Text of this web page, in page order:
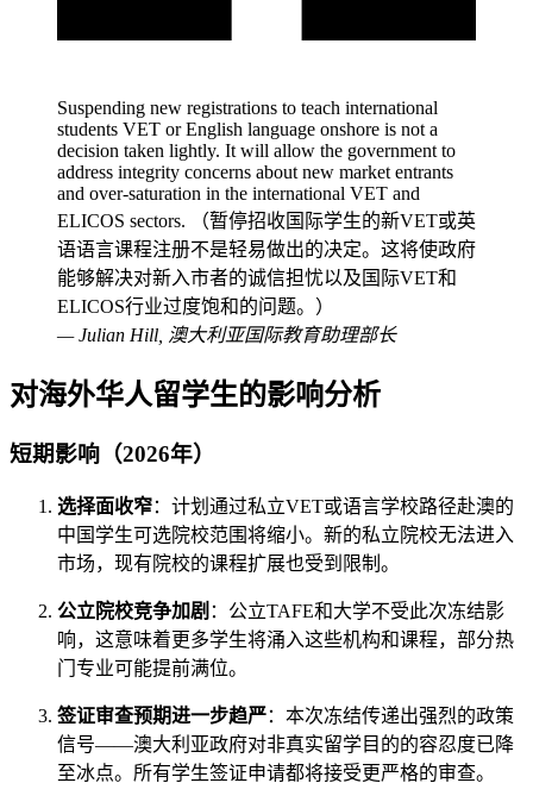
Suspending new registrations to teach international
students VET or English language onshore is not a
decision taken lightly. It will allow the government to
address integrity concerns about new market entrants
and over-saturation in the international VET and
ELICOS sectors. （暂停招收国际学生的新VET或英
语语言课程注册不是轻易做出的决定。这将使政府
能够解决对新入市者的诚信担忧以及国际VET和
ELICOS行业过度饱和的问题。）
—Julian Hill, 澳大利亚国际教育助理部长
对海外华人留学生的影响分析
短期影响（2026年）
选择面收窄：计划通过私立VET或语言学校路径赴澳的
中国学生可选院校范围将缩小。新的私立院校无法进入
市场，现有院校的课程扩展也受到限制。
公立院校竞争加剧 ：公立TAFE和大学不受此次冻结影
响，这意味着更多学生将涌入这些机构和课程，部分热
门专业可能提前满位。
签证审查预期进一步趋严：本次冻结传递出强烈的政策
信号——澳大利亚政府对非真实留学目的的容忍度已降
至冰点。所有学生签证申请都将接受更严格的审查。